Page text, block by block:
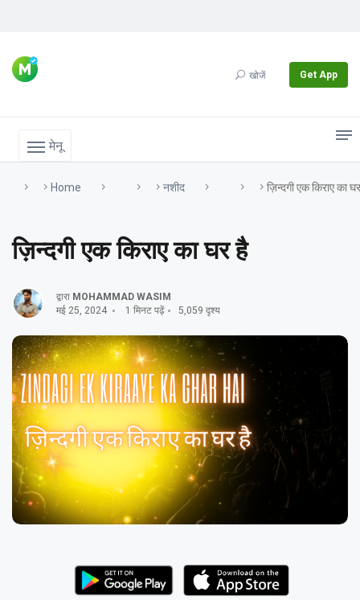
खोजें Get App
मेनू
Home नशीद ज़िन्दगी एक किराए का
ज़िन्दगी एक किराए का घर है
द्वारा MOHAMMAD WASIM
मई 25, 2024
1 मिनट पढ़ें 5,059 दृश्य